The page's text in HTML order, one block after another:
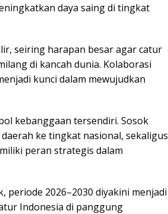
daya saing di tingkat
seiring harapan besar agar catur
di kancah dunia. Kolaborasi
kunci dalam mewujudkan
kebanggaan tersendiri. Sosok
ke tingkat nasional, sekaligus
peran strategis dalam
periode 2026–2030 diyakini menjadi
Indonesia di panggung